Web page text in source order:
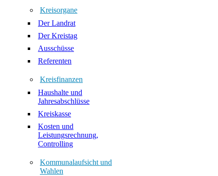
Kreisorgane
Der Landrat
Der Kreistag
Ausschüsse
Referenten
Kreisfinanzen
Haushalte und
Jahresabschlüsse
Kreiskasse
Kosten und
Leistungsrechnung,
Controlling
Kommunalaufsicht und
Wahlen